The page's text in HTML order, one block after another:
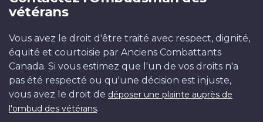
vétérans
Vous avez le droit d'être traité avec respect, dignité,
équité et courtoisie par Anciens Combattants
Canada. Si vous estimez que l'un de vos droits n'a
pas été respecté ou qu'une décision est injuste,
vous avez le droit de déposer une plainte auprès de
l'ombud des vétérans.